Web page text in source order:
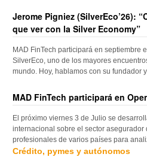
Jerome Pigniez (SilverEco’26):
que ver con la Silver Economy”
MAD FinTech participará en septiembre
SilverEco, uno de los mayores
mundo. Hoy, hablamos con su fundador
MAD FinTech participará en
El próximo viernes 3 de Julio se
internacional sobre el sector asegurador
profesionales de varios países para
Crédito, pymes y autónomos